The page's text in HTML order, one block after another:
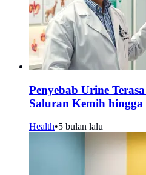
Penyebab Urine
Saluran Kemih
Health•5 bulan lalu